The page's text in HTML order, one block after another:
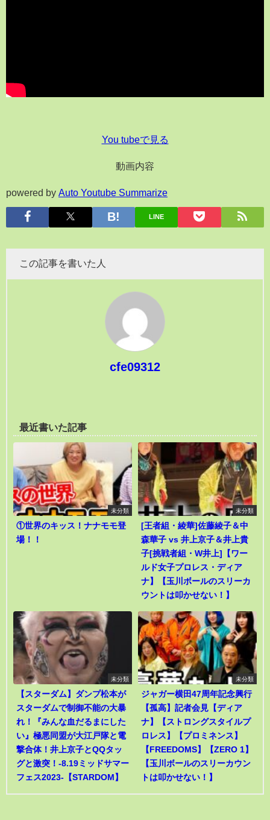
You tubeで見る
動画内容
powered by Auto Youtube Summarize
LINE
この記事を書いた人
cfe09312
最近書いた記事
未分類
①世界のキッス！ナナモモ登
場！！
未分類
[王者組・綾華]佐藤綾子＆中
森華子 vs 井上京子＆井上貴
子[挑戦者組・W井上]【ワー
ルド女子プロレス・ディア
ナ】【玉川ボールのスリーカ
ウントは叩かせない！】
未分類
【スターダム】ダンプ松本が
スターダムで制御不能の大暴
れ！『みんな血だるまにした
い』極悪同盟が大江戸隊と電
撃合体！井上京子とQQタッ
グと激突！-8.19ミッドサマー
フェス2023-【STARDOM】
未分類
ジャガー横田47周年記念興行
【孤高】記者会見【ディア
ナ】【ストロングスタイルプ
ロレス】【プロミネンス】
【FREEDOMS】【ZERO 1】
【玉川ボールのスリーカウン
トは叩かせない！】